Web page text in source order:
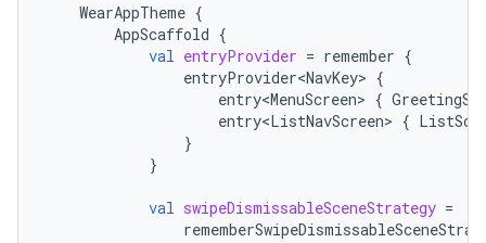
WearAppTheme {
AppScaffold {
val entryProvider = remember {
entryProvider<NavKey> {
entry<MenuScreen> {
entry<ListNavScreen> {
}
}
val swipeDismissableSceneStrategy =